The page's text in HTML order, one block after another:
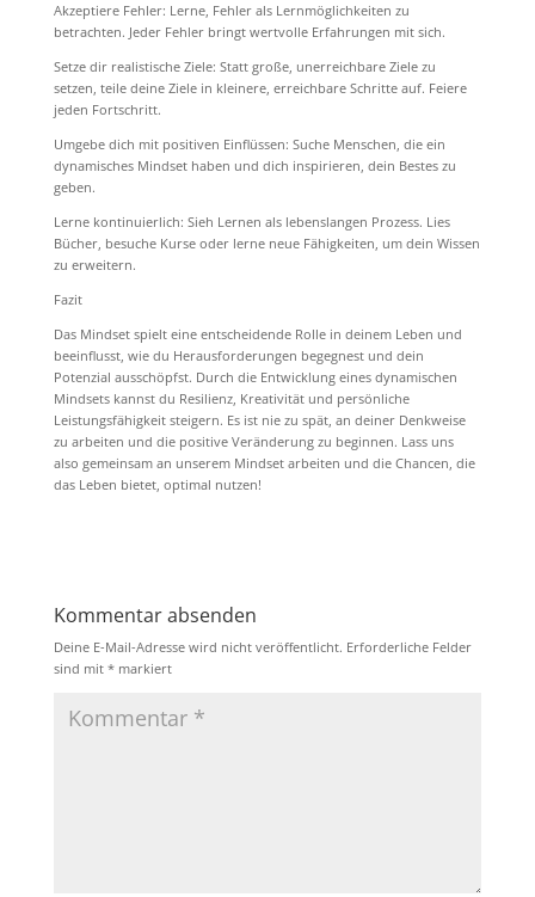
Akzeptiere Fehler: Lerne, Fehler als Lernmöglichkeiten zu
betrachten. Jeder Fehler bringt wertvolle Erfahrungen mit sich.
Setze dir realistische Ziele: Statt große, unerreichbare Ziele zu
setzen, teile deine Ziele in kleinere, erreichbare Schritte auf. Feiere
jeden Fortschritt.
Umgebe dich mit positiven Einflüssen: Suche Menschen, die ein
dynamisches Mindset haben und dich inspirieren, dein Bestes zu
geben.
Lerne kontinuierlich: Sieh Lernen als lebenslangen Prozess. Lies
Bücher, besuche Kurse oder lerne neue Fähigkeiten, um dein Wissen
zu erweitern.
Fazit
Das Mindset spielt eine entscheidende Rolle in deinem Leben und
beeinflusst, wie du Herausforderungen begegnest und dein
Potenzial ausschöpfst. Durch die Entwicklung eines dynamischen
Mindsets kannst du Resilienz, Kreativität und persönliche
Leistungsfähigkeit steigern. Es ist nie zu spät, an deiner Denkweise
zu arbeiten und die positive Veränderung zu beginnen. Lass uns
also gemeinsam an unserem Mindset arbeiten und die Chancen, die
das Leben bietet, optimal nutzen!
Kommentar absenden
Deine E-Mail-Adresse wird nicht veröffentlicht. Erforderliche Felder
sind mit *markiert